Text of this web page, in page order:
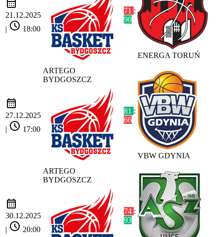
21.12.2025
| schedule 18:00
71 :
90
ENERGA TORUŃ
calendar_month
27.12.2025
| schedule 17:00
ARTEGO
BYDGOSZCZ
81 :
66
VBW GDYNIA
calendar_month
30.12.2025
| schedule 20:00
ARTEGO
BYDGOSZCZ
74 :
93